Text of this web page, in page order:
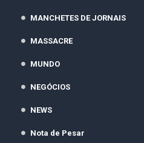
MANCHETES DE JORNAIS
MASSACRE
MUNDO
NEGÓCIOS
NEWS
Nota de Pesar